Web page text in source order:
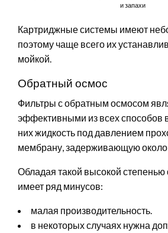
и запахи
Картриджные системы имеют
поэтому чаще всего их
мойкой.
Обратный осмос
Фильтры с обратным осмосом
эффективными из всех способов
них жидкость под давлением
мембрану, задерживающую около
Обладая такой высокой степенью
имеет ряд минусов:
малая производительность.
в некоторых случаях нужна